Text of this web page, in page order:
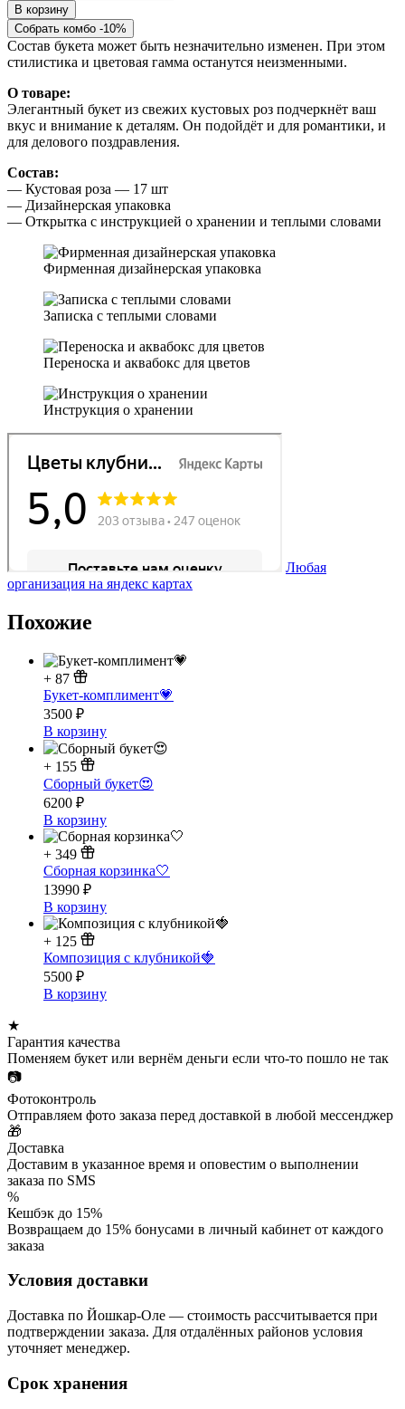
В корзину
Собрать комбо -10%
Состав букета может быть незначительно изменен. При этом
стилистика и цветовая гамма останутся неизменными.
О товаре:
Элегантный букет из свежих кустовых роз подчеркнёт ваш
вкус и внимание к деталям. Он подойдёт и для романтики, и
для делового поздравления.
Состав:
— Кустовая роза — 17 шт
— Дизайнерская упаковка
— Открытка с инструкцией о хранении и теплыми словами
Фирменная дизайнерская упаковка
Записка с теплыми словами
Переноска и аквабокс для цветов
Инструкция о хранении
Любая
организация на яндекс картах
Похожие
+ 87
Букет-комплимент💗
3500 ₽
В корзину
+ 155
Сборный букет😍
6200 ₽
В корзину
+ 349
Сборная корзинка🤍
13990 ₽
В корзину
+ 125
Композиция с клубникой🍓
5500 ₽
В корзину
★
Гарантия качества
Поменяем букет или вернём деньги если что-то пошло не так
📷
Фотоконтроль
Отправляем фото заказа перед доставкой в любой мессенджер
🎁
Доставка
Доставим в указанное время и оповестим о выполнении
заказа по SMS
%
Кешбэк до 15%
Возвращаем до 15% бонусами в личный кабинет от каждого
заказа
Условия доставки
Доставка по Йошкар-Оле — стоимость рассчитывается при
подтверждении заказа. Для отдалённых районов условия
уточняет менеджер.
Срок хранения